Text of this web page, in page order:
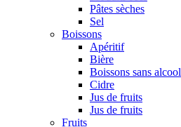
Pâtes sèches
Sel
Boissons
Apéritif
Bière
Boissons sans alcool
Cidre
Jus de fruits
Jus de fruits
Fruits